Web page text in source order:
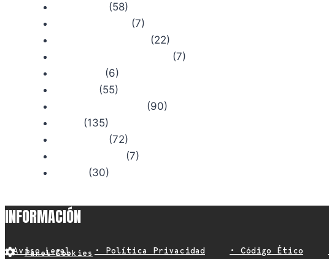
(58)
(7)
(22)
(7)
(6)
(55)
(90)
(135)
(72)
(7)
(30)
INFORMACIÓN
• Aviso Legal • Política Privacidad • Código Ético
Panel Cookies